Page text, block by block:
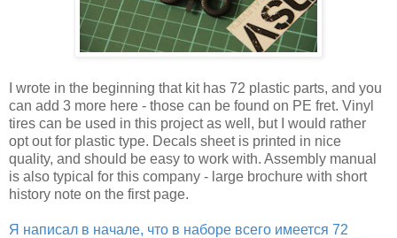
I wrote in the beginning that kit has 72 plastic parts, and you
can add 3 more here - those can be found on PE fret. Vinyl
tires can be used in this project as well, but I would rather
opt out for plastic type. Decals sheet is printed in nice
quality, and should be easy to work with. Assembly manual
is also typical for this company - large brochure with short
history note on the first page.
Я написал в начале, что в наборе всего имеется 72